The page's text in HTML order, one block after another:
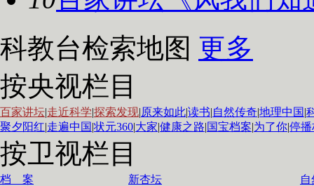
科教台检索地图 更多
按央视栏目
百家讲坛|走近科学|探索发现|原来如此|读书|自然传奇|地理中国 |
聚夕阳红|走遍中国 |状元360|大家|健康之路|国宝档案|为了你|停
按卫视栏目
档 案 新杏坛